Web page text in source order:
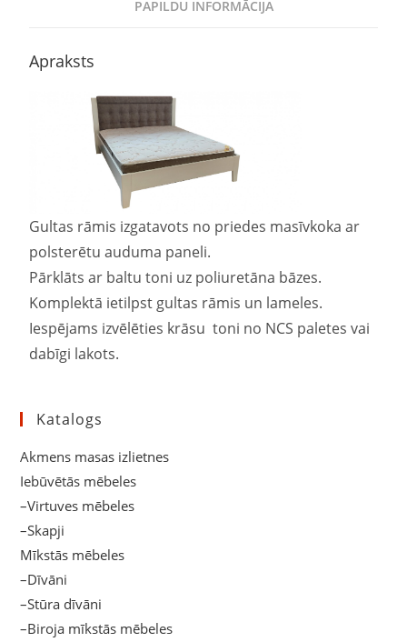
PAPILDU INFORMĀCIJA
Apraksts
Gultas rāmis izgatavots no priedes masīvkoka ar
polsterētu auduma paneli.
Pārklāts ar baltu toni uz poliuretāna bāzes.
Komplektā ietilpst gultas rāmis un lameles.
Iespējams izvēlēties krāsu toni no NCS paletes vai
dabīgi lakots.
Katalogs
Akmens masas izlietnes
Iebūvētās mēbeles
–Virtuves mēbeles
–Skapji
Mīkstās mēbeles
–Dīvāni
–Stūra dīvāni
–Biroja mīkstās mēbeles